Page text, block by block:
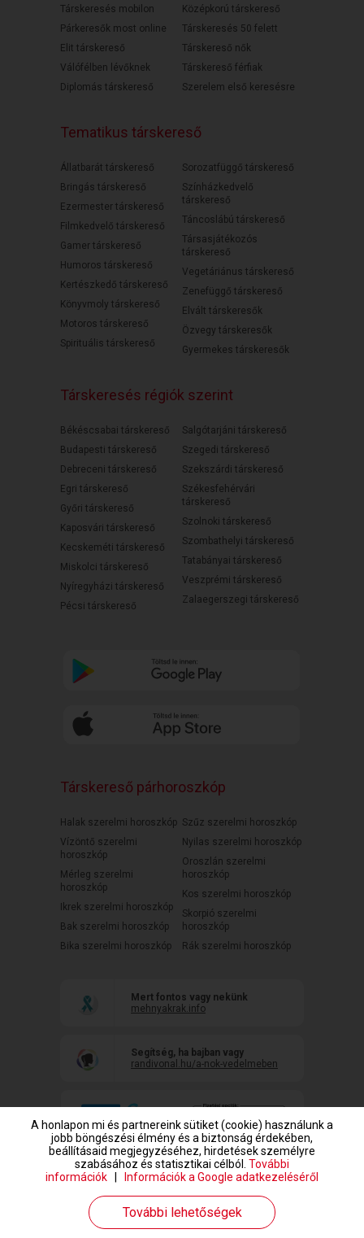
Társkeresés mobilon
Párkeresők most online
Elit társkereső
Válófélben lévőknek
Diplomás társkereső
Középkorú társkereső
Társkeresés 50 felett
Társkereső nők
Társkereső férfiak
Szerelem első keresésre
Tematikus társkereső
Állatbarát társkereső
Bringás társkereső
Ezermester társkereső
Filmkedvelő társkereső
Gamer társkereső
Humoros társkereső
Kertészkedő társkereső
Könyvmoly társkereső
Motoros társkereső
Spirituális társkereső
Sorozatfüggő társkereső
Színházkedvelő
társkereső
Táncoslábú társkereső
Társasjátékozós
társkereső
Vegetáriánus társkereső
Zenefüggő társkereső
Elvált társkeresők
Özvegy társkeresők
Gyermekes társkeresők
Társkeresés régiók szerint
Békéscsabai társkereső
Budapesti társkereső
Debreceni társkereső
Egri társkereső
Győri társkereső
Kaposvári társkereső
Kecskeméti társkereső
Miskolci társkereső
Nyíregyházi társkereső
Pécsi társkereső
Salgótarjáni társkereső
Szegedi társkereső
Szekszárdi társkereső
Székesfehérvári
társkereső
Szolnoki társkereső
Szombathelyi társkereső
Tatabányai társkereső
Veszprémi társkereső
Zalaegerszegi társkereső
Társkereső párhoroszkóp
Halak szerelmi horoszkóp
Vízöntő szerelmi
horoszkóp
Mérleg szerelmi
horoszkóp
Ikrek szerelmi horoszkóp
Bak szerelmi horoszkóp
Bika szerelmi horoszkóp
Szűz szerelmi horoszkóp
Nyilas szerelmi horoszkóp
Oroszlán szerelmi
horoszkóp
Kos szerelmi horoszkóp
Skorpió szerelmi
horoszkóp
Rák szerelmi horoszkóp
Mert fontos vagy nekünk
mehnyakrak.info
Segítség, ha bajban vagy
randivonal.hu/a-nok-vedelmeben
www.randivonal.hu © Copyright 1999-2026 Dating Central Europe Zrt.
A honlapon mi és partnereink sütiket (cookie) használunk a
jobb böngészési élmény és a biztonság érdekében,
beállításaid megjegyzéséhez, hirdetések személyre
szabásához és statisztikai célból. További
információk
Információk a Google adatkezeléséről
További lehetőségek